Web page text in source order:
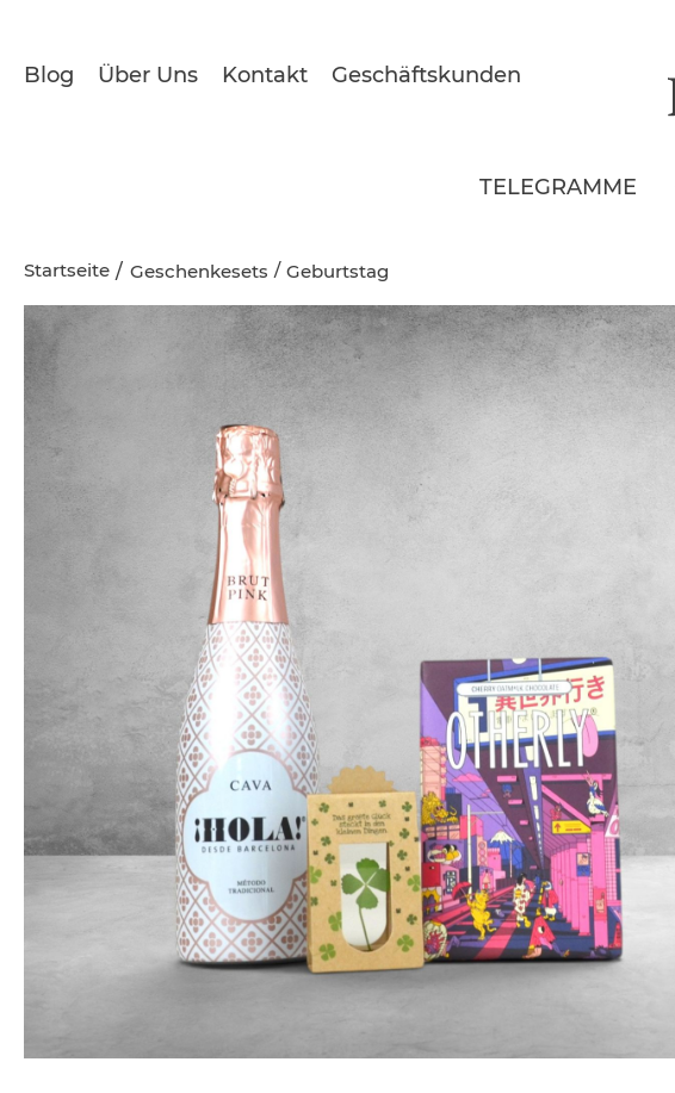
Blog Über Uns Kontakt Geschäftskunden
TELEGRAMME
Startseite Geschenkesets / Geburtstag